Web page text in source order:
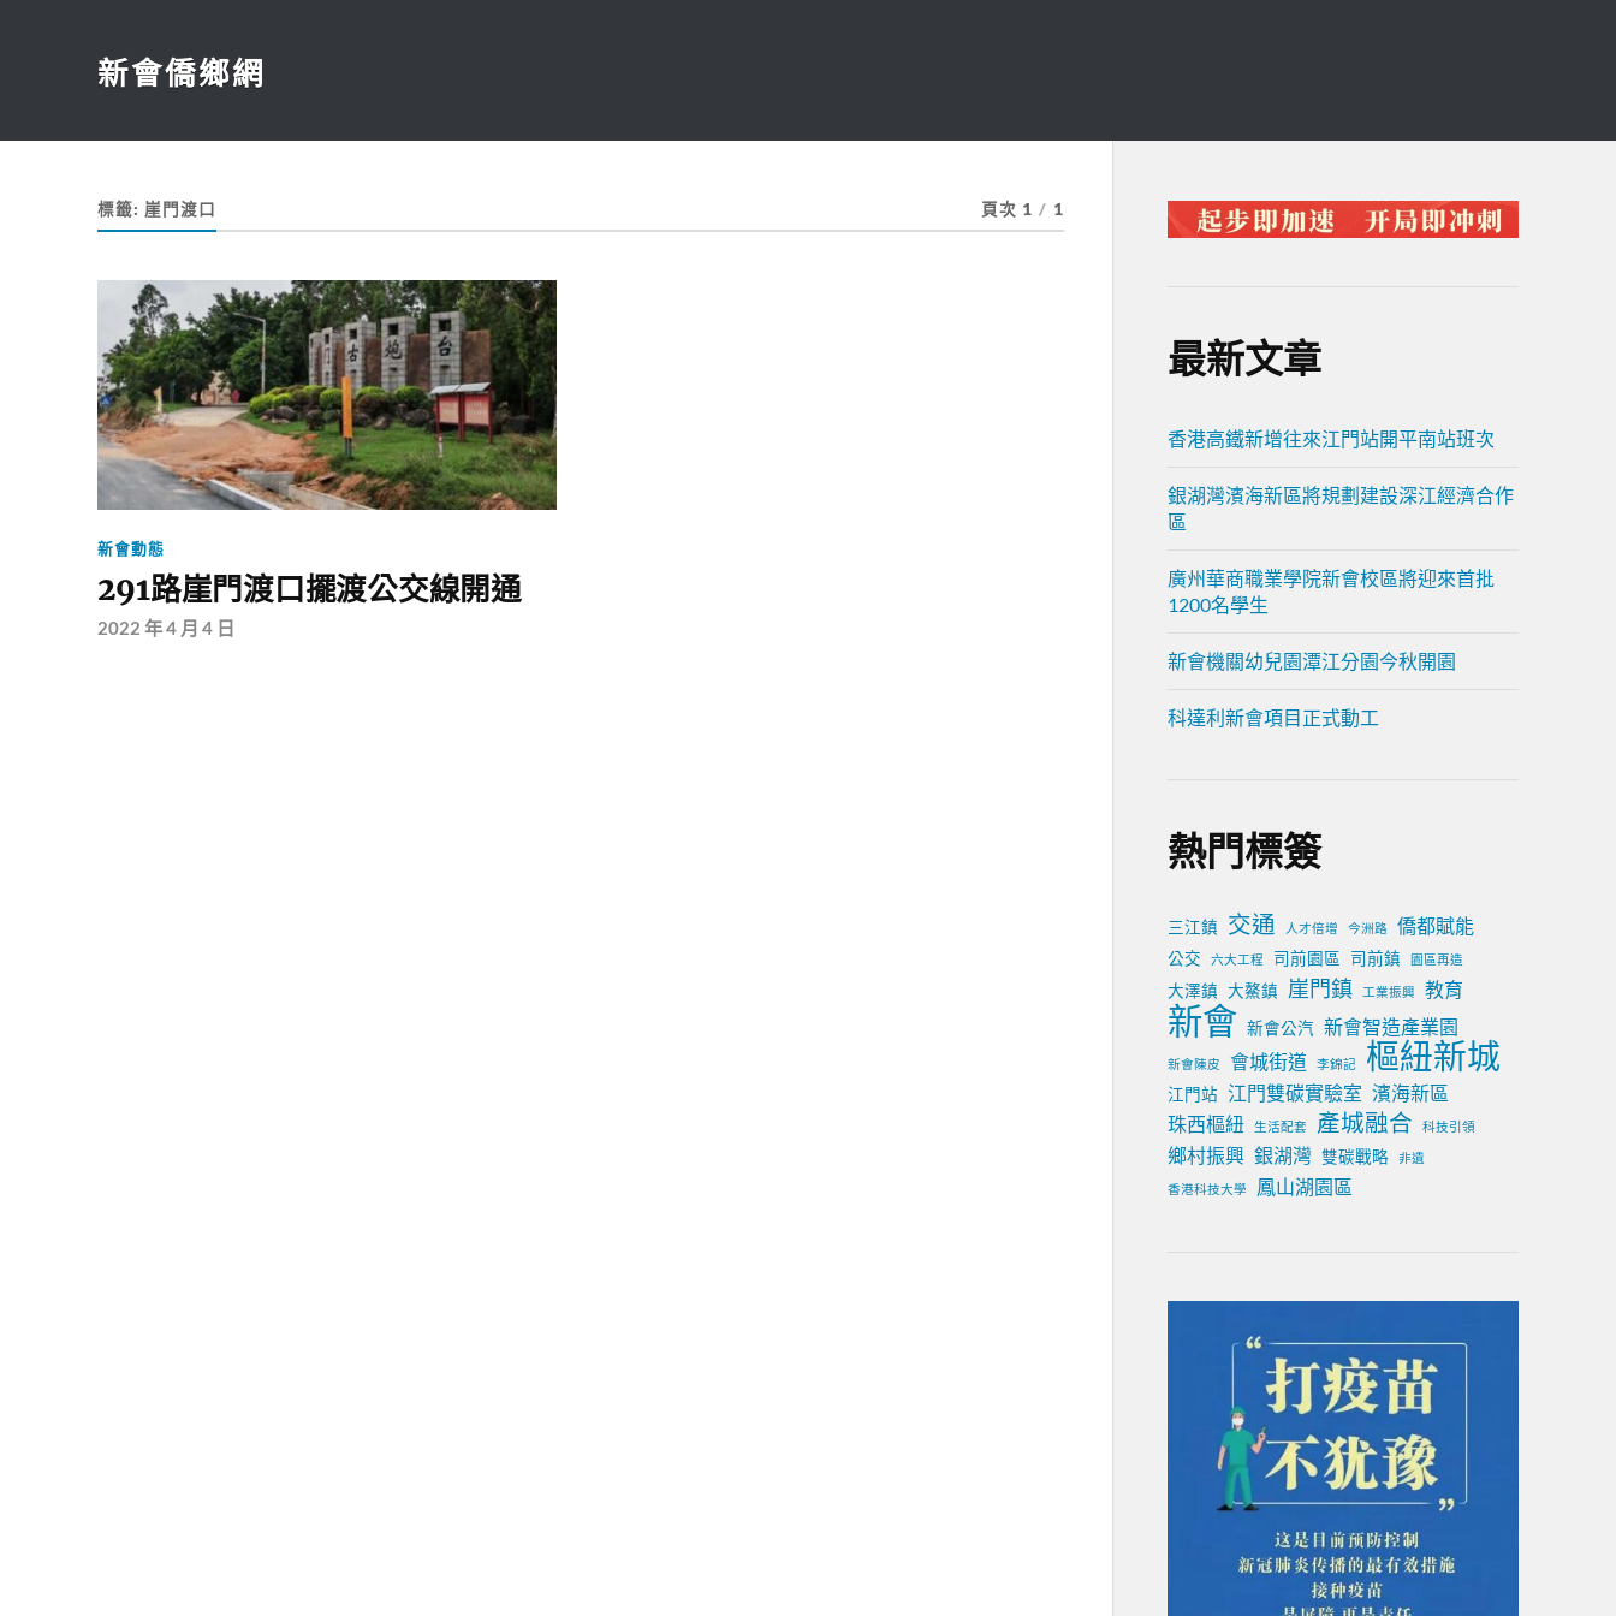
新會僑鄉網
標籤: 崖門渡口 頁次 1 / 1
新會動態
291路崖門渡口擺渡公交線開通
2022 年 4 月 4 日
最新文章
香港高鐵新增往來江門站開平南站班次
銀湖灣濱海新區將規劃建設深江經濟合作
區
廣州華商職業學院新會校區將迎來首批
1200名學生
新會機關幼兒園潭江分園今秋開園
科達利新會項目正式動工
熱門標簽
三江鎮 交通 人才倍增 今洲路 僑都賦能
公交 六大工程 司前園區 司前鎮 園區再造
大澤鎮 大鰲鎮 崖門鎮 工業振興 教育
新會 新會公汽 新會智造產業園
新會陳皮 會城街道 李錦記 樞紐新城
江門站 江門雙碳實驗室 濱海新區
珠西樞紐
生活配套 產城融合 科技引領
鄉村振興 銀湖灣 雙碳戰略
非遺
香港科技大學
鳳山湖園區